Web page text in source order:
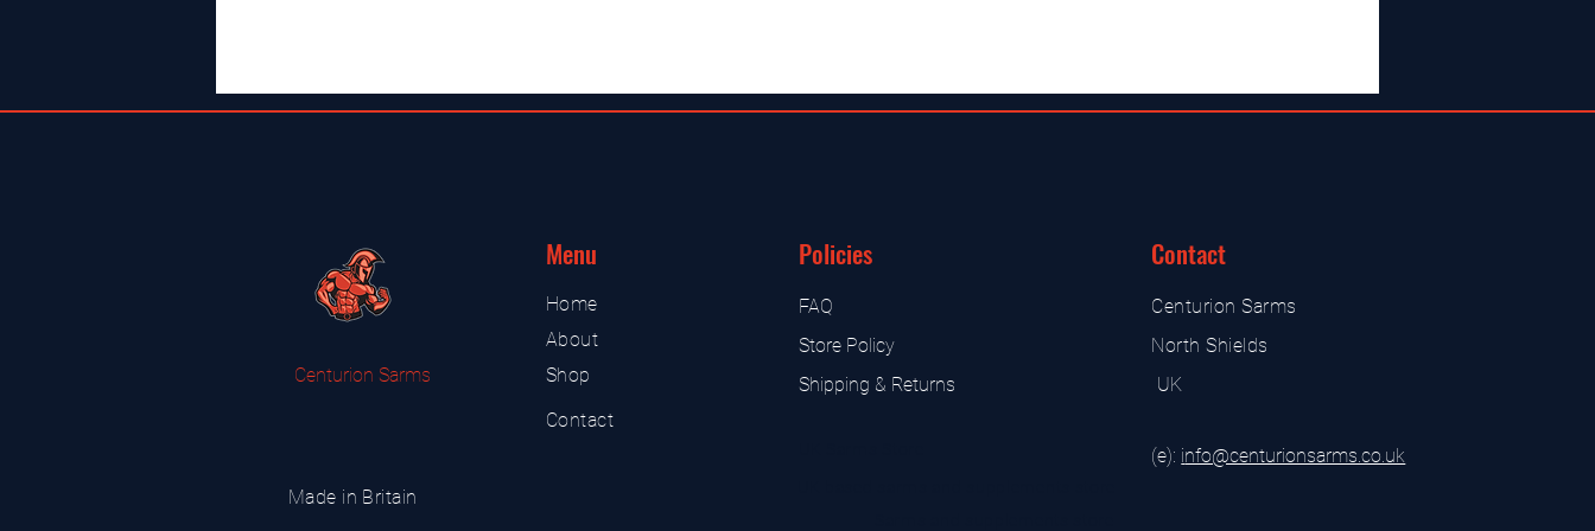
Centurion Sarms
Made in Britain
Menu
Home
About
Shop
Contact
Policies
FAQ
Store Policy
Shipping & Returns
Contact
Centurion Sarms
North Shields
UK
(e): info@centurionsarms.co.uk